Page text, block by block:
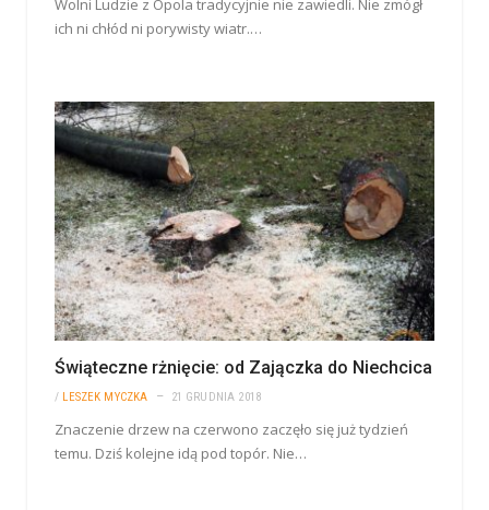
Wolni Ludzie z Opola tradycyjnie nie zawiedli. Nie zmógł
ich ni chłód ni porywisty wiatr.…
Świąteczne rżnięcie: od Zajączka do Niechcica
/ LESZEK MYCZKA 21 GRUDNIA 2018
Znaczenie drzew na czerwono zaczęło się już tydzień
temu. Dziś kolejne idą pod topór. Nie…